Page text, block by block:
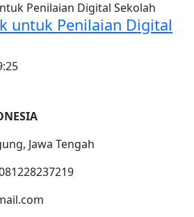
untuk Penilaian Digital
Jawa Tengah